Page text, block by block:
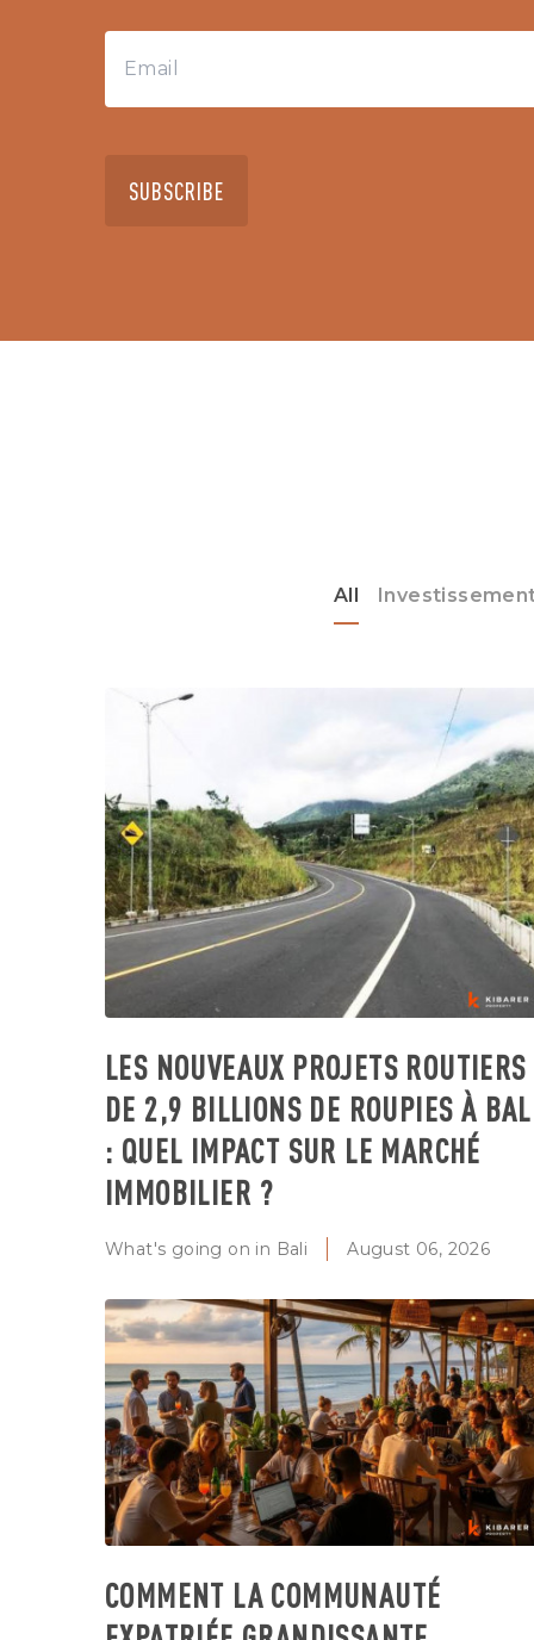
SUBSCRIBE
All
LES NOUVEAUX PROJETS ROUTIERS
DE 2,9 BILLIONS DE ROUPIES À
: QUEL IMPACT SUR LE MARCHÉ
IMMOBILIER ?
What's going on in Bali August 06, 2026
COMMENT LA COMMUNAUTÉ